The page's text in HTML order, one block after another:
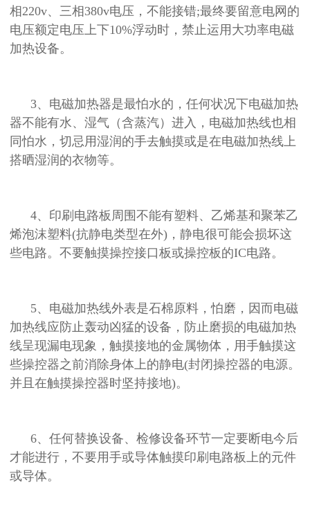
相220v、三相380v电压，不能接错;最终要留意电网的
电压额定电压上下10%浮动时，禁止运用大功率电磁
加热设备。
3、电磁加热器是最怕水的，任何状况下电磁加热
器不能有水、湿气（含蒸汽）进入，电磁加热线也相
同怕水，切忌用湿润的手去触摸或是在电磁加热线上
搭晒湿润的衣物等。
4、印刷电路板周围不能有塑料、乙烯基和聚苯乙
烯泡沫塑料(抗静电类型在外)，静电很可能会损坏这
些电路。不要触摸操控接口板或操控板的IC电路。
5、电磁加热线外表是石棉原料，怕磨，因而电磁
加热线应防止轰动凶猛的设备，防止磨损的电磁加热
线呈现漏电现象，触摸接地的金属物体，用手触摸这
些操控器之前消除身体上的静电(封闭操控器的电源。
并且在触摸操控器时坚持接地)。
6、任何替换设备、检修设备环节一定要断电今后
才能进行，不要用手或导体触摸印刷电路板上的元件
或导体。